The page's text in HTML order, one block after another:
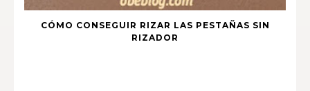
CÓMO CONSEGUIR RIZAR LAS PESTAÑAS SIN
RIZADOR